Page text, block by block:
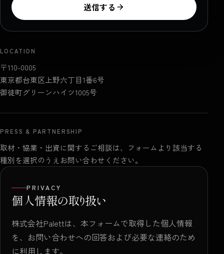
送信する
LOCATION
〒110-0005
東京都台東区上野六丁目1番6号
御徒町グリーンハイツ1005号
PRESS & PARTNERSHIP
取材・協業・出資に関するご相談は、フォームより該当する
種別を選択のうえお問い合わせください。
PRIVACY
個人情報の取り扱い
株式会社Palettは、本フォームで取得した個人情報
を、お問い合わせへの回答および必要な連絡のため
に利用します。